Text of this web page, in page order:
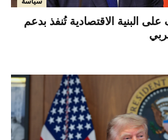
البنية الاقتصادية تُنفذ بدعم